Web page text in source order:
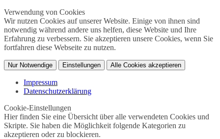
Verwendung von Cookies
Wir nutzen Cookies auf unserer Website. Einige von ihnen sind
notwendig während andere uns helfen, diese Website und Ihre
Erfahrung zu verbessern. Sie akzeptieren unsere Cookies, wenn Sie
fortfahren diese Webseite zu nutzen.
Nur Notwendige Einstellungen Alle Cookies akzeptieren
Impressum
Datenschutzerklärung
Cookie-Einstellungen
Hier finden Sie eine Übersicht über alle verwendeten Cookies und
Skripte. Sie haben die Möglichkeit folgende Kategorien zu
akzeptieren oder zu blockieren.